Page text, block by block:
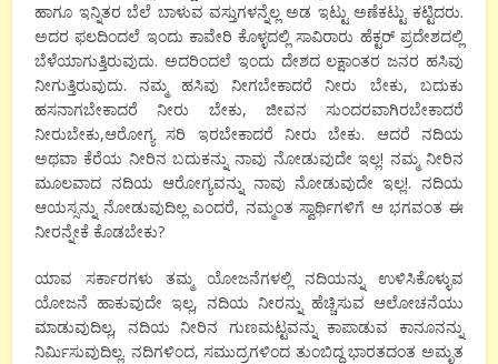
ಹಾಗೂ ಇನ್ನಿತರ ಬೆಲೆ ಬಾಳುವ ವಸ್ತುಗಳನ್ನೆಲ್ಲ ಅಡ ಇಟ್ಟು ಅಣೆಕಟ್ಟು ಕಟ್ಟಿದರು.
ಅದರ ಫಲದಿಂದಲೆ ಇಂದು ಕಾವೇರಿ ಕೊಳ್ಳದಲ್ಲಿ ಸಾವಿರಾರು ಹೆಕ್ಟರ್ ಪ್ರದೇಶದಲ್ಲಿ
ಬೆಳೆಯಾಗುತ್ತಿರುವುದು. ಅದರಿಂದಲೆ ಇಂದು ದೇಶದ ಲಕ್ಷಾಂತರ ಜನರ ಹಸಿವು
ನೀಗುತ್ತಿರುವುದು. ನಮ್ಮ ಹಸಿವು ನೀಗಬೇಕಾದರೆ ನೀರು ಬೇಕು, ಬದುಕು
ಹಸನಾಗಬೇಕಾದರೆ ನೀರು ಬೇಕು, ಜೀವನ ಸುಂದರವಾಗಿರಬೇಕಾದರೆ
ನೀರುಬೇಕು,ಆರೋಗ್ಯ ಸರಿ ಇರಬೇಕಾದರೆ ನೀರು ಬೇಕು. ಆದರೆ ನದಿಯ
ಅಥವಾ ಕೆರೆಯ ನೀರಿನ ಬದುಕನ್ನು ನಾವು ನೋಡುವುದೇ ಇಲ್ಲ! ನಮ್ಮ ನೀರಿನ
ಮೂಲವಾದ ನದಿಯ ಆರೋಗ್ಯವನ್ನು ನಾವು ನೋಡುವುದೇ ಇಲ್ಲ!. ನದಿಯ
ಆಯಸ್ಸನ್ನು ನೋಡುವುದಿಲ್ಲ ಎಂದರೆ, ನಮ್ಮಂತ ಸ್ವಾರ್ಥಿಗಳಿಗೆ ಆ ಭಗವಂತ ಈ
ನೀರನ್ನೇಕೆ ಕೊಡಬೇಕು?
ಯಾವ ಸರ್ಕಾರಗಳು ತಮ್ಮ ಯೋಜನೆಗಳಲ್ಲಿ ನದಿಯನ್ನು ಉಳಿಸಿಕೊಳ್ಳುವ
ಯೋಜನೆ ಹಾಕುವುದೇ ಇಲ್ಲ, ನದಿಯ ನೀರನ್ನು ಹೆಚ್ಚಿಸುವ ಆಲೋಚನೆಯು
ಮಾಡುವುದಿಲ್ಲ, ನದಿಯ ನೀರಿನ ಗುಣಮಟ್ಟವನ್ನು ಕಾಪಾಡುವ ಕಾನೂನನ್ನು
ನಿರ್ಮಿಸುವುದಿಲ್ಲ. ನದಿಗಳಿಂದ, ಸಮುದ್ರಗಳಿಂದ ತುಂಬಿದ್ದ ಭಾರತದಂತ ಅಮೃತ